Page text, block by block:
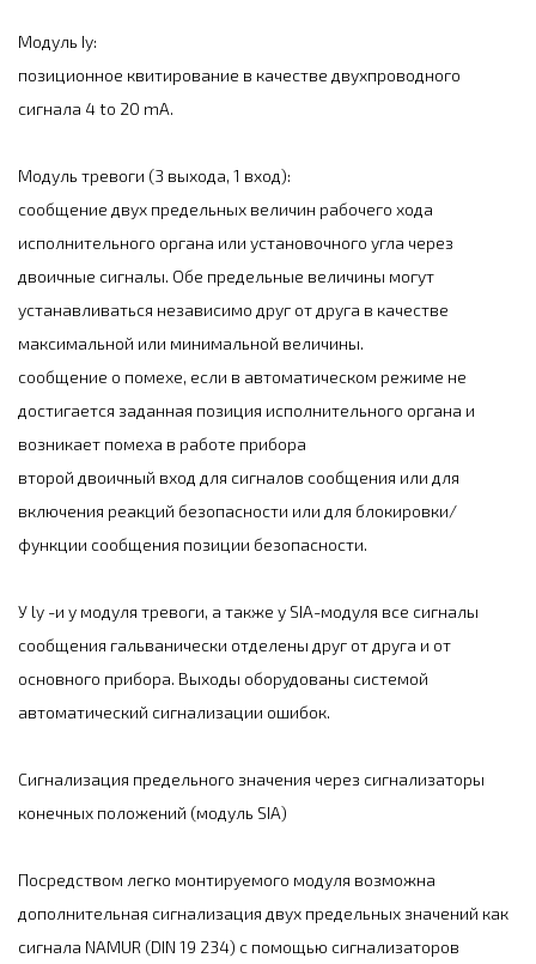
Модуль Iy:
позиционное квитирование в качестве двухпроводного
сигнала 4 to 20 mA.
Модуль тревоги (3 выхода, 1 вход):
сообщение двух предельных величин рабочего хода
исполнительного органа или установочного угла через
двоичные сигналы. Обе предельные величины могут
устанавливаться независимо друг от друга в качестве
максимальной или минимальной величины.
сообщение о помехе, если в автоматическом режиме не
достигается заданная позиция исполнительного органа и
возникает помеха в работе прибора
второй двоичный вход для сигналов сообщения или для
включения реакций безопасности или для блокировки/
функции сообщения позиции безопасности.
У ly -и у модуля тревоги, а также у SIA-модуля все сигналы
сообщения гальванически отделены друг от друга и от
основного прибора. Выходы оборудованы системой
автоматический сигнализации ошибок.
Сигнализация предельного значения через сигнализаторы
конечных положений (модуль SIA)
Посредством легко монтируемого модуля возможна
дополнительная сигнализация двух предельных значений как
сигнала NAMUR (DIN 19 234) с помощью сигнализаторов